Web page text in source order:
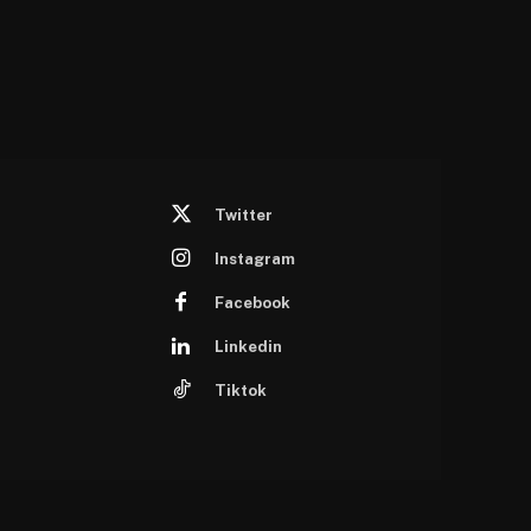
Twitter
Instagram
Facebook
Linkedin
Tiktok